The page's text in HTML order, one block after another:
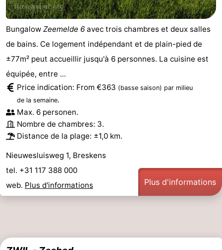
Bungalow Zeemelde 6 avec trois chambres et deux salles
de bains. Ce logement indépendant et de plain-pied de
±77m² peut accueillir jusqu'à 6 personnes. La cuisine est
équipée, entre ...
Price indication: From €363 (basse saison) par milieu
de la semaine.
Max. 6 personen.
Nombre de chambres: 3.
Distance de la plage: ±1,0 km.
Nieuwesluisweg 1, Breskens
tel. +31 117 388 000
web. Plus d'informations Plus d'informations